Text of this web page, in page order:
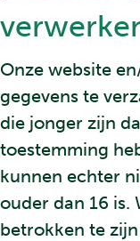
Onze website
gegevens te
die jonger zijn
toestemming
kunnen echter
ouder dan 16 is.
betrokken te